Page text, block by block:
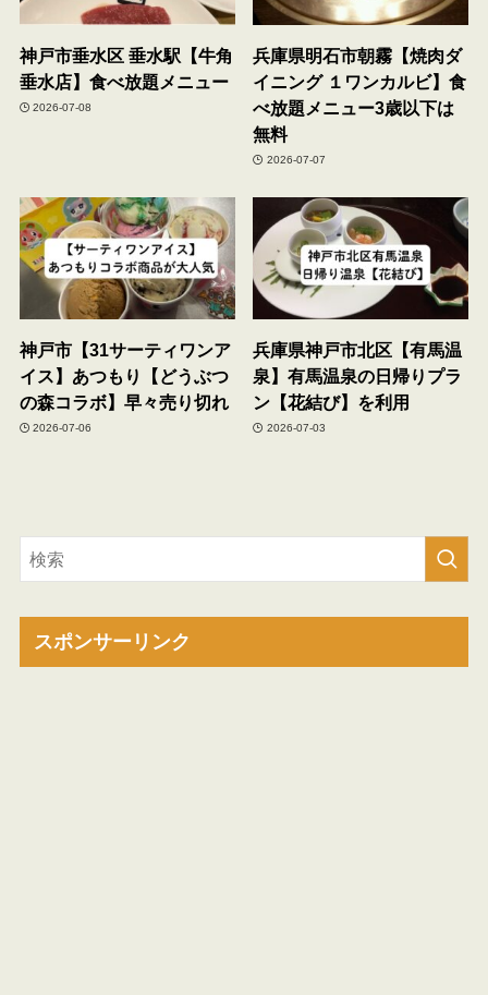
神戸市垂水区 垂水駅【牛角
垂水店】食べ放題メニュー
2026-07-08
兵庫県明石市朝霧【焼肉ダ
イニング １ワンカルビ】食
べ放題メニュー3歳以下は
無料
2026-07-07
神戸市【31サーティワンア
イス】あつもり【どうぶつ
の森コラボ】早々売り切れ
2026-07-06
兵庫県神戸市北区【有馬温
泉】有馬温泉の日帰りプラ
ン【花結び】を利用
2026-07-03
スポンサーリンク